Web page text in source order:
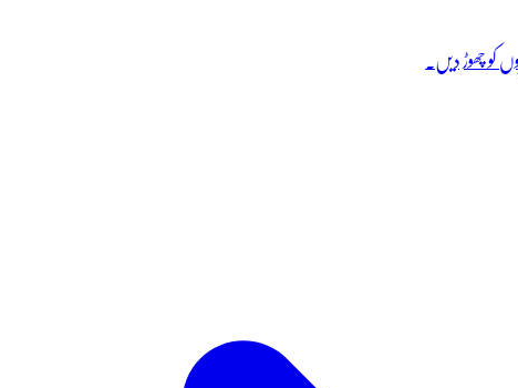
کو چھوڑ دیں۔